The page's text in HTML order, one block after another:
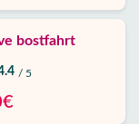
bostfahrt
/ 5